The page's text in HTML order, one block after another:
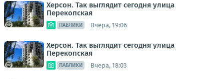
Херсон. Так выглядит сегодня улица
Перекопская
ПАБЛИКИ Вчера, 19:06
Херсон. Так выглядит сегодня улица
Перекопская
ПАБЛИКИ Вчера, 18:03